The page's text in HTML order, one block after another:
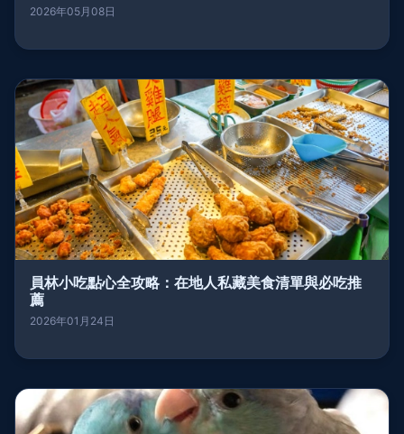
2026年05月08日
員林小吃點心全攻略：在地人私藏美食清單與必吃推
薦
2026年01月24日